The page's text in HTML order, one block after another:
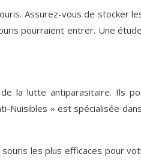
Assurez-vous de stocker
pourraient entrer. Une
la lutte antiparasitaire. Ils
Nuisibles » est spécialisée
les plus efficaces pour